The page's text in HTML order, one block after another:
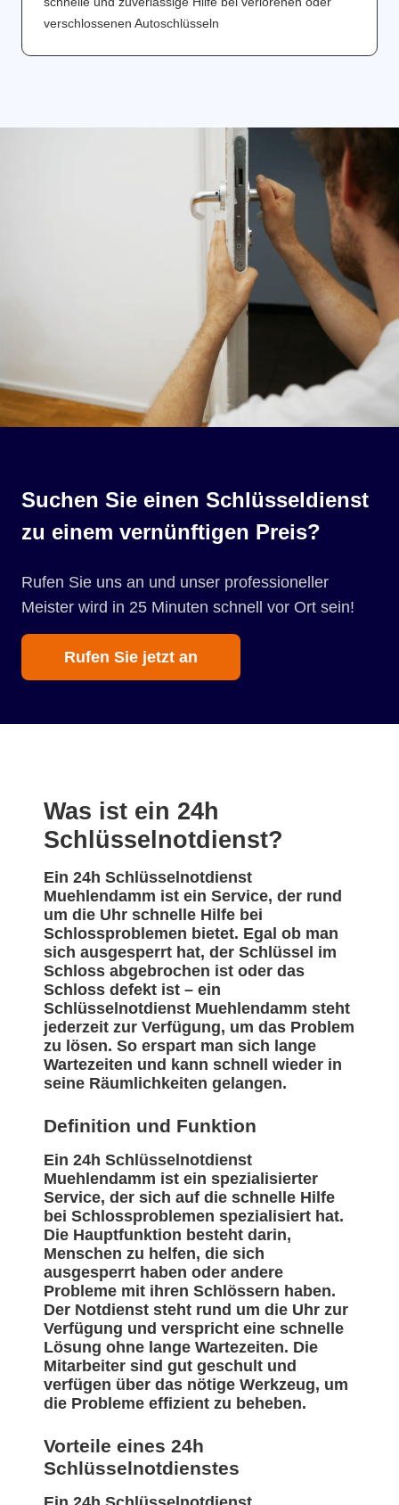
verschlossenen Autoschlüsseln
Suchen Sie einen Schlüsseldienst
zu einem vernünftigen Preis?
Rufen Sie uns an und unser professioneller
Meister wird in 25 Minuten schnell vor Ort sein!
Rufen Sie jetzt an
Was ist ein 24h
Schlüsselnotdienst?
Ein 24h Schlüsselnotdienst
Muehlendamm ist ein Service, der rund
um die Uhr schnelle Hilfe bei
Schlossproblemen bietet. Egal ob man
sich ausgesperrt hat, der Schlüssel im
Schloss abgebrochen ist oder das
Schloss defekt ist – ein
Schlüsselnotdienst Muehlendamm steht
jederzeit zur Verfügung, um das Problem
zu lösen. So erspart man sich lange
Wartezeiten und kann schnell wieder in
seine Räumlichkeiten gelangen.
Definition und Funktion
Ein 24h Schlüsselnotdienst
Muehlendamm ist ein spezialisierter
Service, der sich auf die schnelle Hilfe
bei Schlossproblemen spezialisiert hat.
Die Hauptfunktion besteht darin,
Menschen zu helfen, die sich
ausgesperrt haben oder andere
Probleme mit ihren Schlössern haben.
Der Notdienst steht rund um die Uhr zur
Verfügung und verspricht eine schnelle
Lösung ohne lange Wartezeiten. Die
Mitarbeiter sind gut geschult und
verfügen über das nötige Werkzeug, um
die Probleme effizient zu beheben.
Vorteile eines 24h
Schlüsselnotdienstes